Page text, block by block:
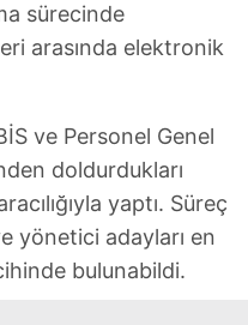
sürecinde
arasında elektronik
ve Personel Genel
doldurdukları
yaptı. Süreç
yönetici adayları en
bulunabildi.